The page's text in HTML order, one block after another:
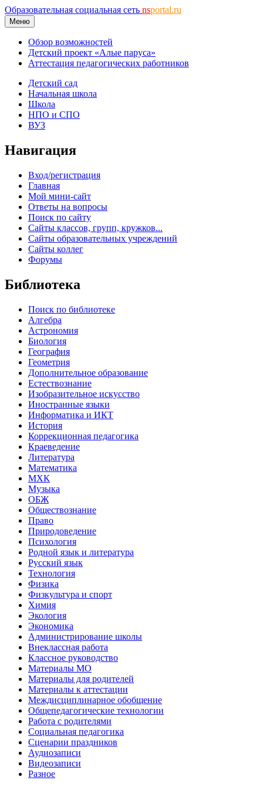
Образовательная социальная сеть nsportal.ru
Меню
Обзор возможностей
Детский проект «Алые паруса»
Аттестация педагогических работников
Детский сад
Начальная школа
Школа
НПО и СПО
ВУЗ
Навигация
Вход/регистрация
Главная
Мой мини-сайт
Ответы на вопросы
Поиск по сайту
Сайты классов, групп, кружков...
Сайты образовательных учреждений
Сайты коллег
Форумы
Библиотека
Поиск по библиотеке
Алгебра
Астрономия
Биология
География
Геометрия
Дополнительное образование
Естествознание
Изобразительное искусство
Иностранные языки
Информатика и ИКТ
История
Коррекционная педагогика
Краеведение
Литература
Математика
МХК
Музыка
ОБЖ
Обществознание
Право
Природоведение
Психология
Родной язык и литература
Русский язык
Технология
Физика
Физкультура и спорт
Химия
Экология
Экономика
Администрирование школы
Внеклассная работа
Классное руководство
Материалы МО
Материалы для родителей
Материалы к аттестации
Междисциплинарное обобщение
Общепедагогические технологии
Работа с родителями
Социальная педагогика
Сценарии праздников
Аудиозаписи
Видеозаписи
Разное